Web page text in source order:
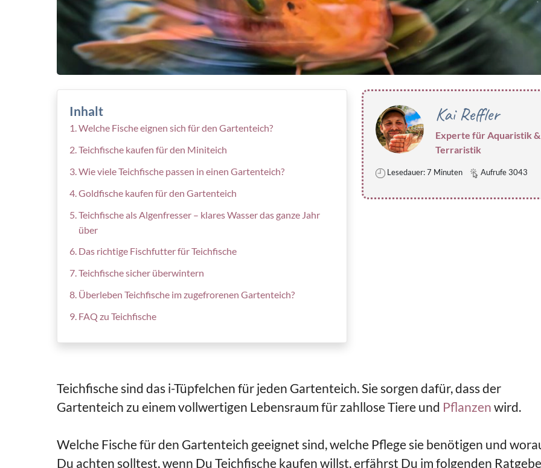
Inhalt
Welche Fische eignen sich für den Gartenteich?
Teichfische kaufen für den Miniteich
Wie viele Teichfische passen in einen Gartenteich?
Goldfische kaufen für den Gartenteich
Teichfische als Algenfresser – klares Wasser das ganze Jahr
über
Das richtige Fischfutter für Teichfische
Teichfische sicher überwintern
Überleben Teichfische im zugefrorenen Gartenteich?
FAQ zu Teichfische
Kai Reffler
Experte für Aquaristik &
Terraristik
Lesedauer: 7 Minuten Aufrufe 3043
Teichfische sind das i-Tüpfelchen für jeden Gartenteich. Sie sorgen dafür, dass der
Gartenteich zu einem vollwertigen Lebensraum für zahllose Tiere und Pflanzen wird.
Welche Fische für den Gartenteich geeignet sind, welche Pflege sie benötigen und
Du achten solltest, wenn Du Teichfische kaufen willst, erfährst Du im folgenden